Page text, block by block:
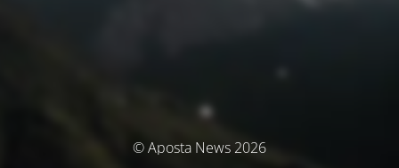
© Aposta News 2026